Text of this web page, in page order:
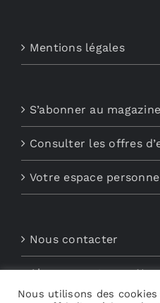
Mentions légales
S’abonner au magazine
Consulter les offres
Votre espace
Nous contacter
Abonnements aux
Nous utilisons des